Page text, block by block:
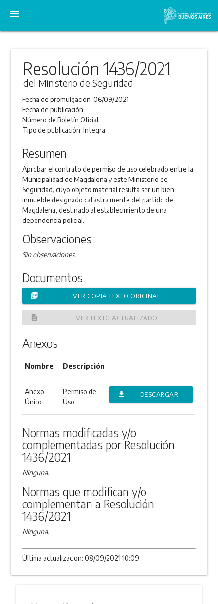
menu
Resolución 1436/2021
del Ministerio de Seguridad
Fecha de promulgación:06/09/2021
Fecha de publicación:
Número de Boletín Oficial:
Tipo de publicación:Integra
Resumen
Aprobar el contrato de permiso de uso celebrado entre la
Municipalidad de Magdalena y este Ministerio de
Seguridad, cuyo objeto material resulta ser un bien
inmueble designado catastralmente del partido de
Magdalena, destinado al establecimiento de una
dependencia policial.
Observaciones
Sin observaciones.
Documentos
picture_as_pdf VER COPIA TEXTO ORIGINAL
description VER TEXTO ACTUALIZADO
Anexos
Nombre Descripción
Anexo
Único
Permiso de
Uso
file_download
DESCARGAR
Normas modificadas y/o
complementadas por Resolución
1436/2021
Ninguna.
Normas que modifican y/o
complementan a Resolución
1436/2021
Ninguna.
Última actualizacion: 08/09/2021 10:09